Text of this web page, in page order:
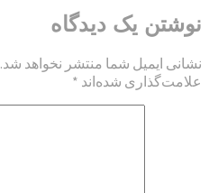
نوشتن یک دیدگاه
نشانی ایمیل شما منتشر نخواهد شد.
علامت‌گذاری شده‌اند *